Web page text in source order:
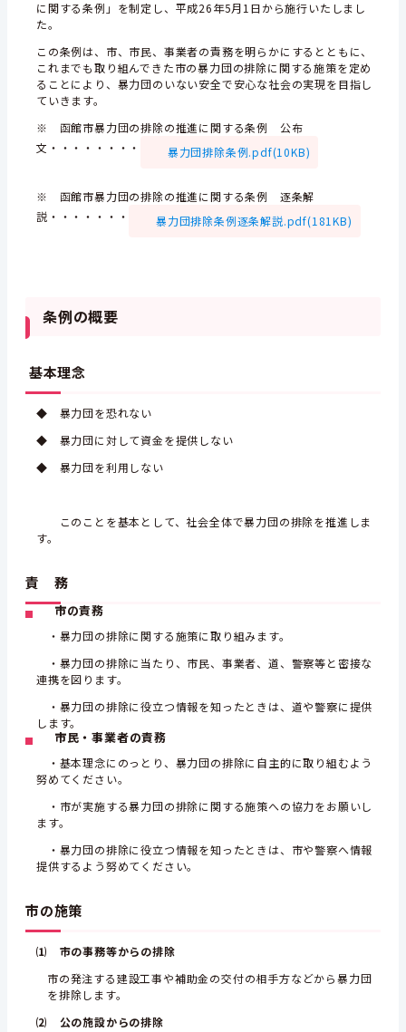
に関する条例」を制定し、平成26年5月1日から施行いたしまし
た。
この条例は、市、市民、事業者の責務を明らかにするとともに、
これまでも取り組んできた市の暴力団の排除に関する施策を定め
ることにより、暴力団のいない安全で安心な社会の実現を目指し
ていきます。
※ 函館市暴力団の排除の推進に関する条例 公布
文・・・・・・・・
暴力団排除条例.pdf(10KB)
※ 函館市暴力団の排除の推進に関する条例 逐条解
説・・・・・・・
暴力団排除条例逐条解説.pdf(181KB)
条例の概要
基本理念
◆ 暴力団を恐れない
◆ 暴力団に対して資金を提供しない
◆ 暴力団を利用しない
このことを基本として、社会全体で暴力団の排除を推進しま
す。
責 務
市の責務
・暴力団の排除に関する施策に取り組みます。
・暴力団の排除に当たり、市民、事業者、道、警察等と密接な
連携を図ります。
・暴力団の排除に役立つ情報を知ったときは、道や警察に提供
します。
市民・事業者の責務
・基本理念にのっとり、暴力団の排除に自主的に取り組むよう
努めてください。
・市が実施する暴力団の排除に関する施策への協力をお願いし
ます。
・暴力団の排除に役立つ情報を知ったときは、市や警察へ情報
提供するよう努めてください。
市の施策
⑴ 市の事務等からの排除
市の発注する建設工事や補助金の交付の相手方などから暴力団
を排除します。
⑵ 公の施設からの排除